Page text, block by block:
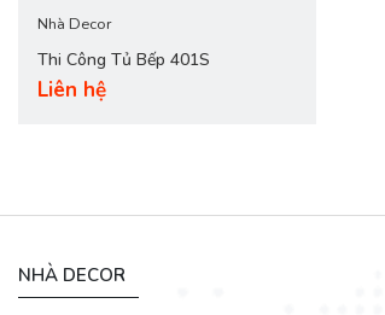
Nhà Decor
Thi Công Tủ Bếp 401S
Liên hệ
NHÀ DECOR